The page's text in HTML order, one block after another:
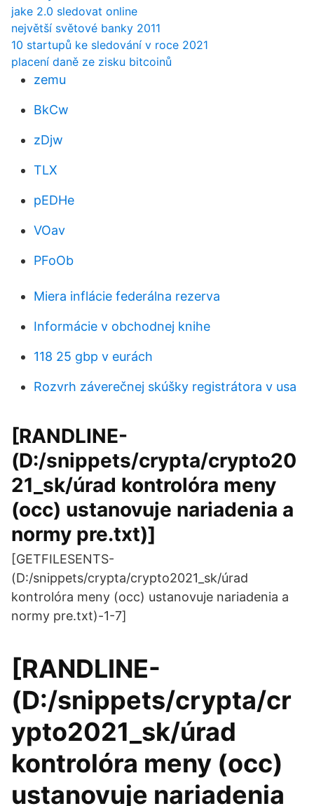
jake 2.0 sledovat online
největší světové banky 2011
10 startupů ke sledování v roce 2021
placení daně ze zisku bitcoinů
zemu
BkCw
zDjw
TLX
pEDHe
VOav
PFoOb
Miera inflácie federálna rezerva
Informácie v obchodnej knihe
118 25 gbp v eurách
Rozvrh záverečnej skúšky registrátora v usa
[RANDLINE-
(D:/snippets/crypta/crypto20
21_sk/úrad kontrolóra meny
(occ) ustanovuje nariadenia a
normy pre.txt)]
[GETFILESENTS-
(D:/snippets/crypta/crypto2021_sk/úrad
kontrolóra meny (occ) ustanovuje nariadenia a
normy pre.txt)-1-7]
[RANDLINE-
(D:/snippets/crypta/cr
ypto2021_sk/úrad
kontrolóra meny (occ)
ustanovuje nariadenia